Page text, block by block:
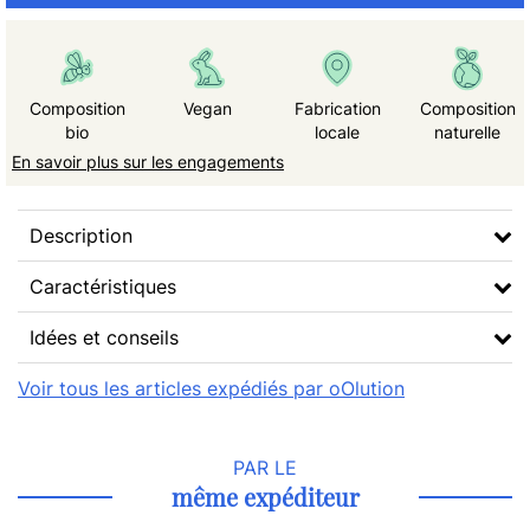
Composition
bio
Vegan
Fabrication
locale
Composition
naturelle
En savoir plus sur les engagements
Description
Caractéristiques
Idées et conseils
Voir tous les articles expédiés par oOlution
PAR LE
même expéditeur